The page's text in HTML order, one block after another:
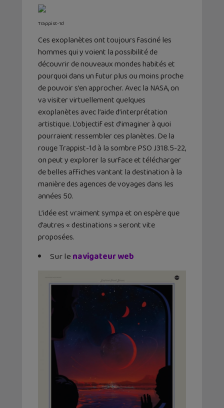
Trappist-1d
Ces exoplanètes ont toujours fasciné les
hommes qui y voient la possibilité de
découvrir de nouveaux mondes habités et
pourquoi dans un futur plus ou moins proche
de pouvoir s’en approcher. Avec la NASA, on
va visiter virtuellement quelques
exoplanètes avec l’aide d’interprétation
artistique. L’objectif est d’imaginer à quoi
pourraient ressembler ces planètes. De la
rouge Trappist-1d à la sombre PSO J318.5-22,
on peut y explorer la surface et télécharger
de belles affiches vantant la destination à la
manière des agences de voyages dans les
années 50.
L’idée est vraiment sympa et on espère que
d’autres « destinations » seront vite
proposées.
Sur lenavigateur web